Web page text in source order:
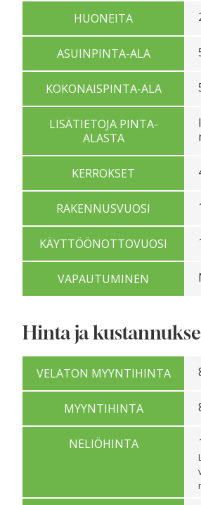
HUONEITA
ASUINPINTA-ALA
KOKONAISPINTA-ALA
LISÄTIETOJA PINTA-
ALASTA
KERROKSET
RAKENNUSVUOSI
KÄYTTÖÖNOTTOVUOSI
VAPAUTUMINEN
Hinta ja
VELATON MYYNTIHINTA
MYYNTIHINTA
NELIÖHINTA